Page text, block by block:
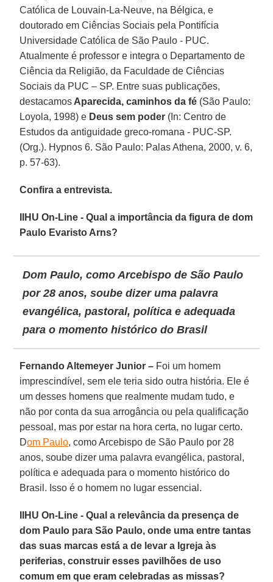
Católica de Louvain-La-Neuve, na Bélgica, e
doutorado em Ciências Sociais pela Pontifícia
Universidade Católica de São Paulo - PUC.
Atualmente é professor e integra o Departamento de
Ciência da Religião, da Faculdade de Ciências
Sociais da PUC – SP. Entre suas publicações,
destacamos Aparecida, caminhos da fé (São Paulo:
Loyola, 1998) e Deus sem poder (In: Centro de
Estudos da antiguidade greco-romana - PUC-SP.
(Org.). Hypnos 6. São Paulo: Palas Athena, 2000, v. 6,
p. 57-63).
Confira a entrevista.
IIHU On-Line - Qual a importância da figura de dom
Paulo Evaristo Arns?
Dom Paulo, como Arcebispo de São Paulo
por 28 anos, soube dizer uma palavra
evangélica, pastoral, política e adequada
para o momento histórico do Brasil
Fernando Altemeyer Junior – Foi um homem
imprescindível, sem ele teria sido outra história. Ele é
um desses homens que realmente mudam tudo, e
não por conta da sua arrogância ou pela qualificação
pessoal, mas por estar na hora certa, no lugar certo.
Dom Paulo, como Arcebispo de São Paulo por 28
anos, soube dizer uma palavra evangélica, pastoral,
política e adequada para o momento histórico do
Brasil. Isso é o homem no lugar essencial.
IIHU On-Line - Qual a relevância da presença de
dom Paulo para São Paulo, onde uma entre tantas
das suas marcas está a de levar a Igreja às
periferias, construir esses pavilhões de uso
comum em que eram celebradas as missas?